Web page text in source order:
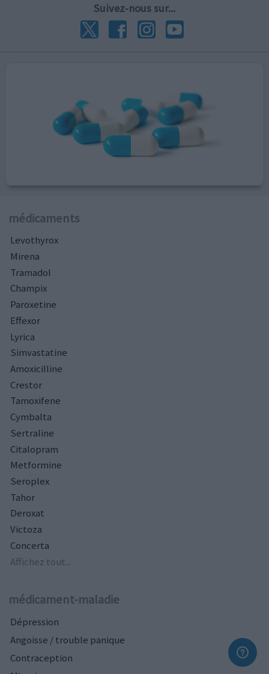
Suivez-nous sur...
médicaments
Levothyrox
Mirena
Tramadol
Champix
Paroxetine
Effexor
Lyrica
Simvastatine
Amoxicilline
Crestor
Tamoxifene
Cymbalta
Sertraline
Citalopram
Metformine
Seroplex
Tahor
Deroxat
Victoza
Concerta
Affichez tout...
médicament-maladie
Dépression
Angoisse / trouble panique
Contraception